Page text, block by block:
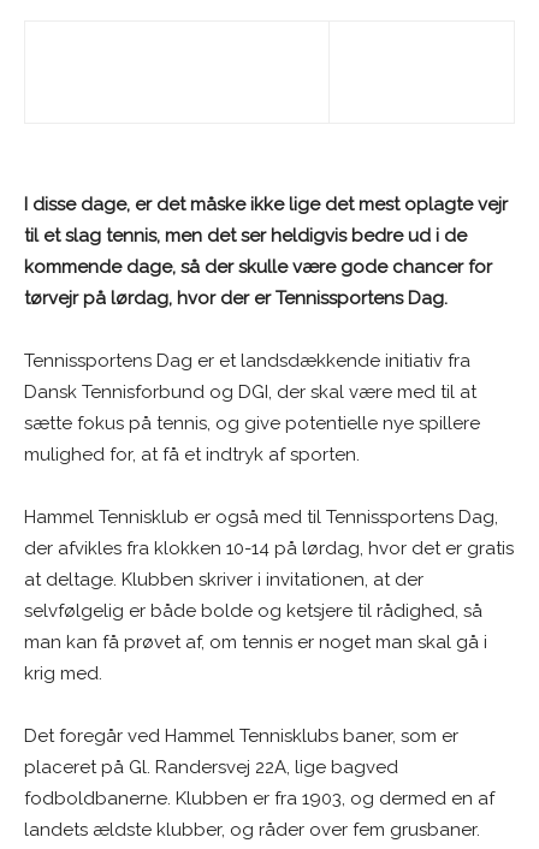
I disse dage, er det måske ikke lige det mest oplagte vejr
til et slag tennis, men det ser heldigvis bedre ud i de
kommende dage, så der skulle være gode chancer for
tørvejr på lørdag, hvor der er Tennissportens Dag.
Tennissportens Dag er et landsdækkende initiativ fra
Dansk Tennisforbund og DGI, der skal være med til at
sætte fokus på tennis, og give potentielle nye spillere
mulighed for, at få et indtryk af sporten.
Hammel Tennisklub er også med til Tennissportens Dag,
der afvikles fra klokken 10-14 på lørdag, hvor det er gratis
at deltage. Klubben skriver i invitationen, at der
selvfølgelig er både bolde og ketsjere til rådighed, så
man kan få prøvet af, om tennis er noget man skal gå i
krig med.
Det foregår ved Hammel Tennisklubs baner, som er
placeret på Gl. Randersvej 22A, lige bagved
fodboldbanerne. Klubben er fra 1903, og dermed en af
landets ældste klubber, og råder over fem grusbaner.